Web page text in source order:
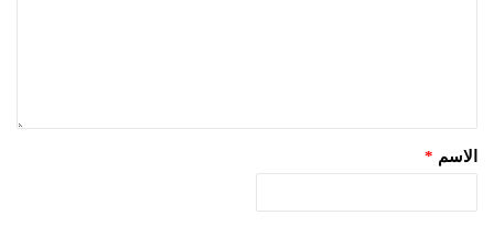
الاسم *